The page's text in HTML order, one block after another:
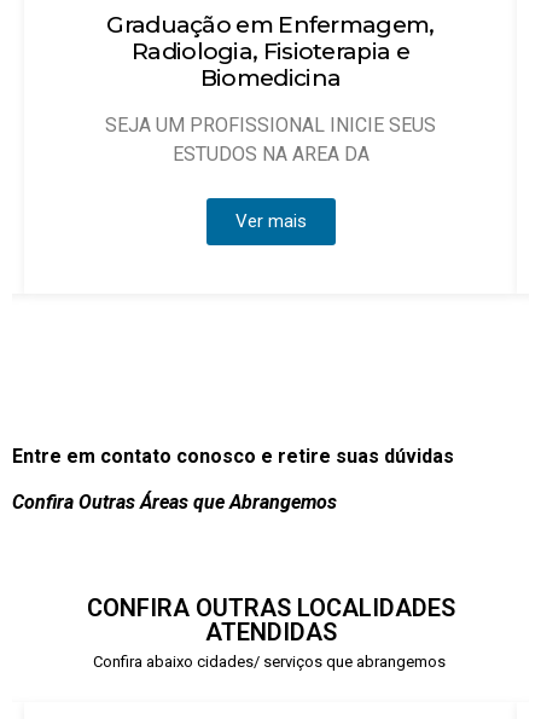
em Enfermagem,
Radiologia, Fisioterapia e
Biomedicina
UM PROFISSIONAL INICIE SEUS
ESTUDOS NA AREA DA
Entre em contato conosco e retire suas dúvidas
Confira Outras Áreas que Abrangemos
CONFIRA OUTRAS LOCALIDADES
ATENDIDAS
Confira abaixo cidades/ serviços que abrangemos